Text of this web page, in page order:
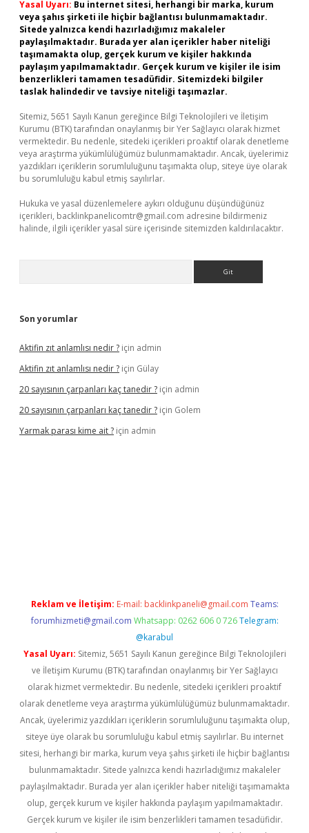
Yasal Uyarı: Bu internet sitesi, herhangi bir marka, kurum
veya şahıs şirketi ile hiçbir bağlantısı bulunmamaktadır.
Sitede yalnızca kendi hazırladığımız makaleler
paylaşılmaktadır. Burada yer alan içerikler haber niteliği
taşımamakta olup, gerçek kurum ve kişiler hakkında
paylaşım yapılmamaktadır. Gerçek kurum ve kişiler ile isim
benzerlikleri tamamen tesadüfidir. Sitemizdeki bilgiler
taslak halindedir ve tavsiye niteliği taşımazlar.
Sitemiz, 5651 Sayılı Kanun gereğince Bilgi Teknolojileri ve İletişim
Kurumu (BTK) tarafından onaylanmış bir Yer Sağlayıcı olarak hizmet
vermektedir. Bu nedenle, sitedeki içerikleri proaktif olarak denetleme
veya araştırma yükümlülüğümüz bulunmamaktadır. Ancak, üyelerimiz
yazdıkları içeriklerin sorumluluğunu taşımakta olup, siteye üye olarak
bu sorumluluğu kabul etmiş sayılırlar.
Hukuka ve yasal düzenlemelere aykırı olduğunu düşündüğünüz
içerikleri, backlinkpanelicomtr@gmail.com adresine bildirmeniz
halinde, ilgili içerikler yasal süre içerisinde sitemizden kaldırılacaktır.
Son yorumlar
Aktifin zıt anlamlısı nedir ? için admin
Aktifin zıt anlamlısı nedir ? için Gülay
20 sayısının çarpanları kaç tanedir ? için admin
20 sayısının çarpanları kaç tanedir ? için Golem
Yarmak parası kime ait ? için admin
Reklam ve İletişim: E-mail: backlinkpaneli@gmail.com Teams:
forumhizmeti@gmail.com Whatsapp: 0262 606 0 726 Telegram:
@karabul
Yasal Uyarı: Sitemiz, 5651 Sayılı Kanun gereğince Bilgi Teknolojileri
ve İletişim Kurumu (BTK) tarafından onaylanmış bir Yer Sağlayıcı
olarak hizmet vermektedir. Bu nedenle, sitedeki içerikleri proaktif
olarak denetleme veya araştırma yükümlülüğümüz bulunmamaktadır.
Ancak, üyelerimiz yazdıkları içeriklerin sorumluluğunu taşımakta olup,
siteye üye olarak bu sorumluluğu kabul etmiş sayılırlar. Bu internet
sitesi, herhangi bir marka, kurum veya şahıs şirketi ile hiçbir bağlantısı
bulunmamaktadır. Sitede yalnızca kendi hazırladığımız makaleler
paylaşılmaktadır. Burada yer alan içerikler haber niteliği taşımamakta
olup, gerçek kurum ve kişiler hakkında paylaşım yapılmamaktadır.
Gerçek kurum ve kişiler ile isim benzerlikleri tamamen tesadüfidir.